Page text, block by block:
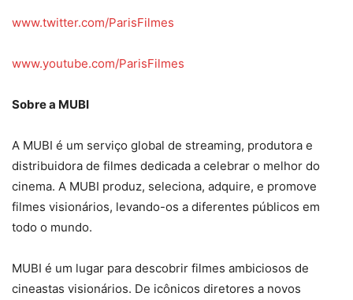
www.twitter.com/ParisFilmes
www.youtube.com/ParisFilmes
Sobre a MUBI
A MUBI é um serviço global de streaming, produtora e
distribuidora de filmes dedicada a celebrar o melhor do
cinema. A MUBI produz, seleciona, adquire, e promove
filmes visionários, levando-os a diferentes públicos em
todo o mundo.
MUBI é um lugar para descobrir filmes ambiciosos de
cineastas visionários. De icônicos diretores a novos